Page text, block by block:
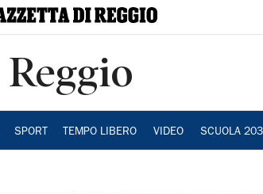
Reggio
SPORT TEMPO LIBERO VIDEO SCUOLA